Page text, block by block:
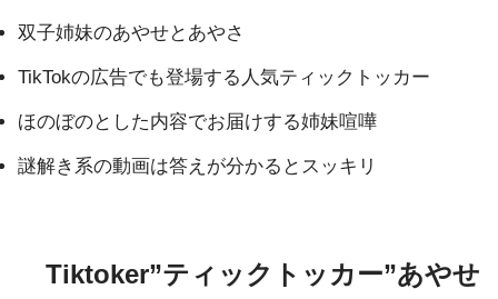
双子姉妹のあやせとあやさ
TikTokの広告でも登場する人気ティックトッカー
ほのぼのとした内容でお届けする姉妹喧嘩
謎解き系の動画は答えが分かるとスッキリ
Tiktoker”ティックトッカー”あやせ